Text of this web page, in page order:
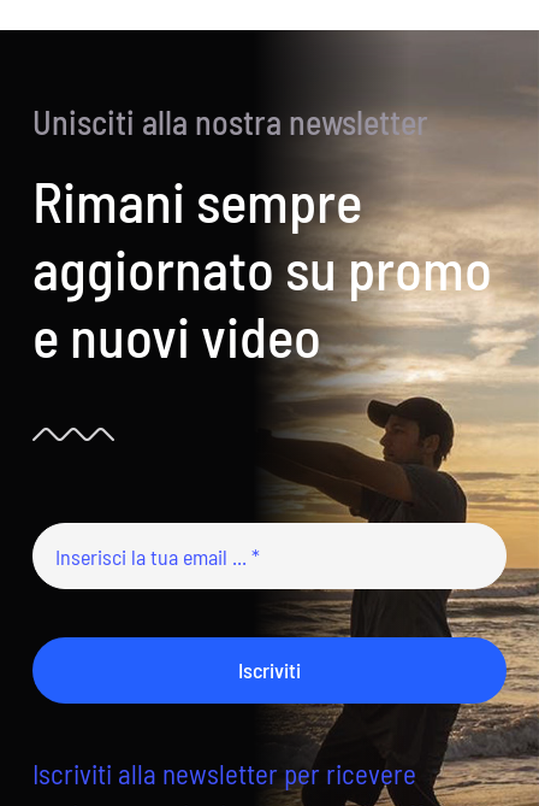
Unisciti alla nostra newsletter
Rimani sempre
aggiornato su promo
e nuovi video
Iscriviti
Iscriviti alla newsletter per ricevere